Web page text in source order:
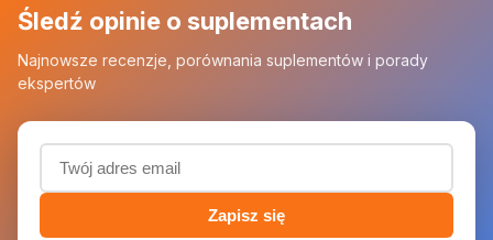
Śledź opinie o suplementach
Najnowsze recenzje, porównania suplementów i porady
ekspertów
Adres email (wymagany)
Zapisz się